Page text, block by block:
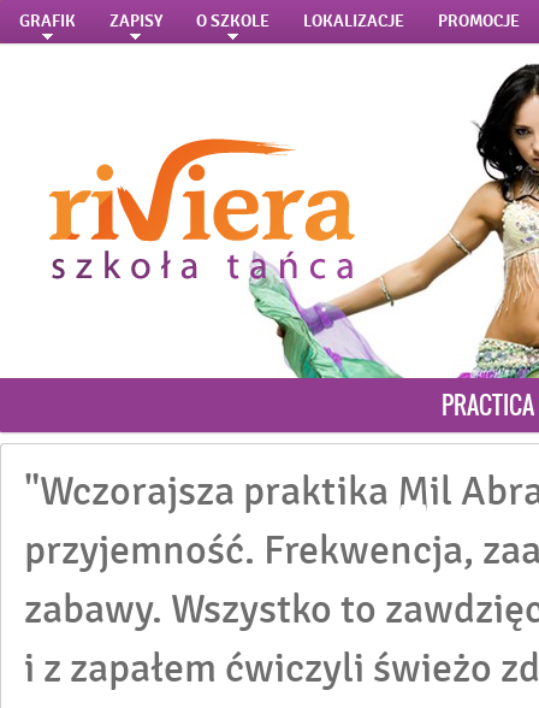
GRAFIK ZAPISY O SZKOLE LOKALIZACJE PROMOCJE
"Wczorajsza praktika Mil
przyjemność. Frekwencja,
zabawy. Wszystko to
i z zapałem ćwiczyli świeżo